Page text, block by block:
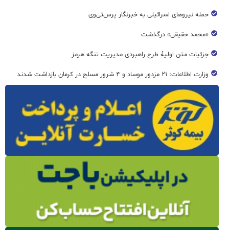
حمله نیروهای اسرائیلی به خبرنگار پرس‌تی‌وی
«محمد حقیقی» درگذشت
جزئیات متن اولیۀ طرح راهبردی مدیریت تنگه هرمز
وزارت اطلاعات: ۲۱ مزدور موساد و ۴ شرور مسلح در کرمان بازداشت شدند